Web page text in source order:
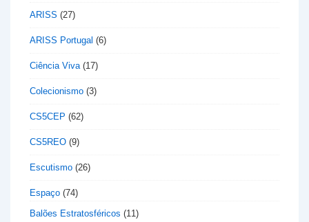
ARISS (27)
ARISS Portugal (6)
Ciência Viva(17)
Colecionismo (3)
CS5CEP (62)
CS5REO (9)
Escutismo (26)
Espaço (74)
Balões Estratosféricos (11)